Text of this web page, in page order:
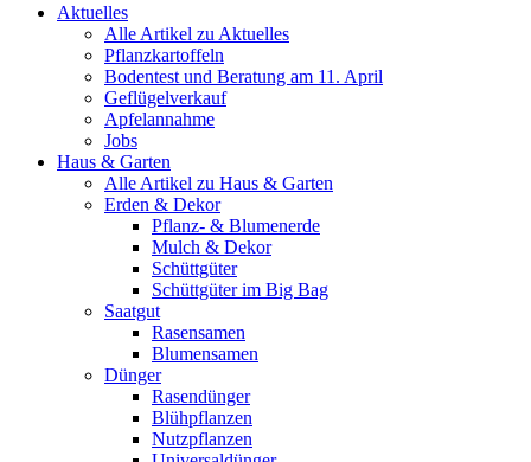
Aktuelles
Alle Artikel zu Aktuelles
Pflanzkartoffeln
Bodentest und Beratung am 11. April
Geflügelverkauf
Apfelannahme
Jobs
Haus & Garten
Alle Artikel zu Haus & Garten
Erden & Dekor
Pflanz- & Blumenerde
Mulch & Dekor
Schüttgüter
Schüttgüter im Big Bag
Saatgut
Rasensamen
Blumensamen
Dünger
Rasendünger
Blühpflanzen
Nutzpflanzen